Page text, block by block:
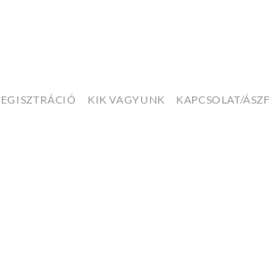
KIK VAGYUNK
KAPCSOLAT/ÁSZF